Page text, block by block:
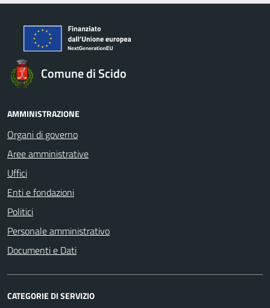
Comune di Scido
AMMINISTRAZIONE
Organi di governo
Aree amministrative
Uffici
Enti e fondazioni
Politici
Personale amministrativo
Documenti e Dati
CATEGORIE DI SERVIZIO